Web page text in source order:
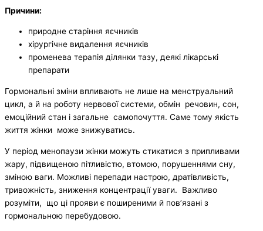
Причини:
природне старіння яєчників
хірургічне видалення яєчників
променева терапія ділянки тазу, деякі лікарські
препарати
Гормональні зміни впливають не лише на менструальний
цикл, а й на роботу нервової системи, обмін речовин, сон,
емоційний стан і загальне самопочуття. Саме тому якість
життя жінки може знижуватись.
У період менопаузи жінки можуть стикатися з припливами
жару, підвищеною пітливістю, втомою, порушеннями сну,
зміною ваги. Можливі перепади настрою, дратівливість,
тривожність, зниження концентрації уваги. Важливо
розуміти, що ці прояви є поширеними й пов’язані з
гормональною перебудовою.